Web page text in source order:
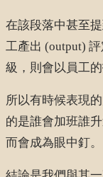
在該段落中甚至
工產出 (output)
級，則會以員工
所以有時候表現
的是誰會加班誰
而會成為眼中釘。